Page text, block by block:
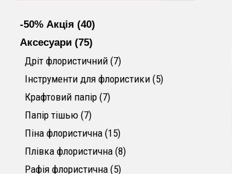
-50% Акція 4040 товарів
Аксесуари 7575 товарів
Дріт флористичний 77 товарів
Інструменти для флористики 55 товарів
Крафтовий папір 77 товарів
Папір тішью 77 товарів
Піна флористична 1515 товарів
Плівка флористична 88 товарів
Рафія флористична 55 товарів